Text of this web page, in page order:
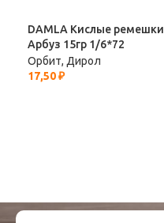
DAMLA Кислые ремешки
Арбуз 15гр 1/6*72
Орбит, Дирол
17,50₽